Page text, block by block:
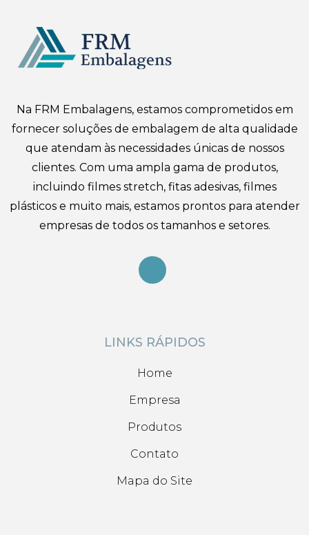
Na FRM Embalagens, estamos comprometidos em
fornecer soluções de embalagem de alta qualidade
que atendam às necessidades únicas de nossos
clientes. Com uma ampla gama de produtos,
incluindo filmes stretch, fitas adesivas, filmes
plásticos e muito mais, estamos prontos para atender
empresas de todos os tamanhos e setores.
LINKS RÁPIDOS
Home
Empresa
Produtos
Contato
Mapa do Site